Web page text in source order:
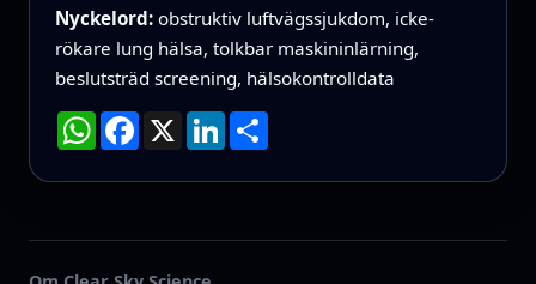
Nyckelord: obstruktiv luftvägssjukdom, icke-
rökare lung hälsa, tolkbar maskininlärning,
beslutsträd screening, hälsokontrolldata
WhatsApp
Facebook
X LinkedIn
Dela